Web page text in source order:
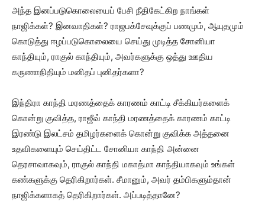
அந்த இனப்படுகொலையைப் பேசி நீதிகேட்கிற நாங்கள்
நாஜிக்கள்? இனவாதிகள்? ராஜபக்சேவுக்குப் பணமும், ஆயுதமும்
கொடுத்து ஈழப்படுகொலையை செய்து முடித்த சோனியா
காந்தியும், ராகுல் காந்தியும், அவர்களுக்கு ஒத்து ஊதிய
கருணாநிதியும் மனிதப் புனிதர்களா?
இந்திரா காந்தி மரணத்தைக் காரணம் காட்டி சீக்கியர்களைக்
கொன்று குவித்த, ராஜீவ் காந்தி மரணத்தைக் காரணம் காட்டி
இரண்டு இலட்சம் தமிழர்களைக் கொன்று குவிக்க அத்தனை
உதவிகளையும் செய்திட்ட சோனியா காந்தி அன்னை
தெரசாவாகவும், ராகுல் காந்தி மகாத்மா காந்தியாகவும் உங்கள்
கண்களுக்கு தெரிகிறார்கள். சீமானும், அவர் தம்பிகளும்தான்
நாஜிக்களாகத் தெரிகிறார்கள். அப்படித்தானே?